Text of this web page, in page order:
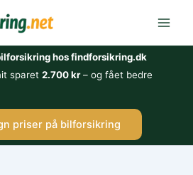
hos findforsikring.dk
sparet 2.700 kr– og fået bedre
priser på bilforsikring